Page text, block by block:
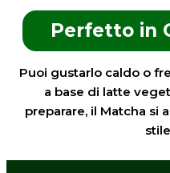
Perfetto in
Puoi gustarlo caldo o
a base di latte
preparare, il Matcha si